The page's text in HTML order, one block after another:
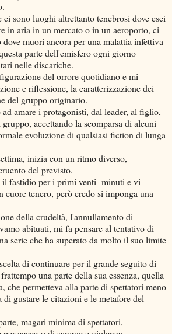
ci sono luoghi altrettanto tenebrosi dove esci
in aria in un mercato o in un aeroporto, ci
muori ancora per una malattia infettiva
parte dell'emisfero ogni giorno
nelle discariche.
del orrore quotidiano e mi
e riflessione, la caratterizzazione dei
del gruppo originario.
amare i protagonisti, dal leader, al figlio,
accettando la scomparsa di alcuni
evoluzione di qualsiasi fiction di lunga
inizia con un ritmo diverso,
del previsto.
il fastidio per i primi venti minuti e vi
cuore tenero, però credo si imponga una
della crudeltà, l'annullamento di
abituati, mi fa pensare al tentativo di
serie che ha superato da molto il suo limite
di continuare per il grande seguito di
una parte della sua essenza, quella
che permetteva alla parte di spettatori meno
gustare le citazioni e le metafore del
magari minima di spettatori,